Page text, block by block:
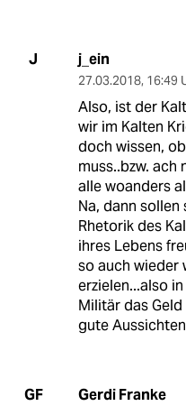
J j_ein
27.03.2018, 16:49
Also, ist der
wir im Kalten
doch wissen,
muss..bzw. ach
alle woanders
Na, dann
Rhetorik des
ihres Lebens
so auch wieder
erzielen...also
Militär das
gute
GF Gerdi Franke